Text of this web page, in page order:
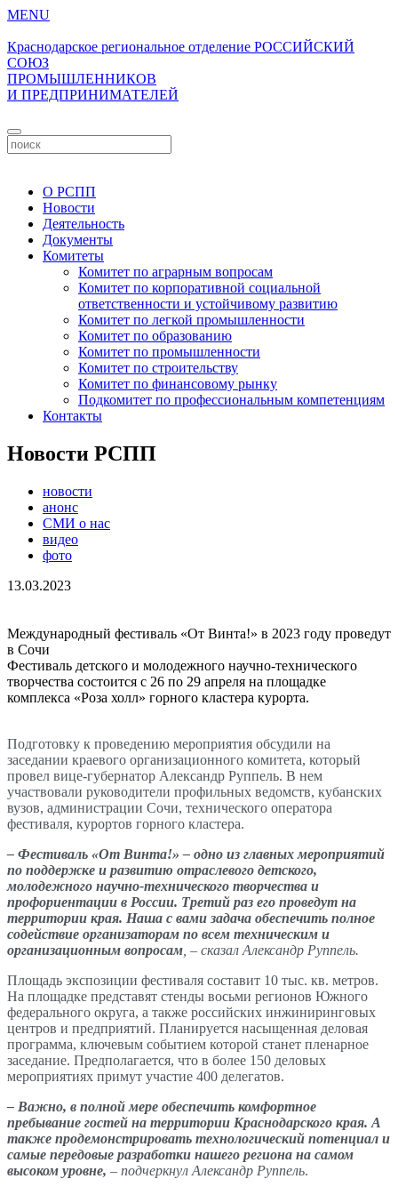
MENU
Краснодарское региональное отделение РОССИЙСКИЙ
СОЮЗ
ПРОМЫШЛЕННИКОВ
И ПРЕДПРИНИМАТЕЛЕЙ
О РСПП
Новости
Деятельность
Документы
Комитеты
Комитет по аграрным вопросам
Комитет по корпоративной социальной
ответственности и устойчивому развитию
Комитет по легкой промышленности
Комитет по образованию
Комитет по промышленности
Комитет по строительству
Комитет по финансовому рынку
Подкомитет по профессиональным компетенциям
Контакты
Новости РСПП
новости
анонс
СМИ о нас
видео
фото
13.03.2023
Международный фестиваль «От Винта!» в 2023 году проведут
в Сочи
Фестиваль детского и молодежного научно-технического
творчества состоится с 26 по 29 апреля на площадке
комплекса «Роза холл» горного кластера курорта.
Подготовку к проведению мероприятия обсудили на
заседании краевого организационного комитета, который
провел вице-губернатор Александр Руппель. В нем
участвовали руководители профильных ведомств, кубанских
вузов, администрации Сочи, технического оператора
фестиваля, курортов горного кластера.
– Фестиваль «От Винта!» – одно из главных мероприятий
по поддержке и развитию отраслевого детского,
молодежного научно-технического творчества и
профориентации в России. Третий раз его проведут на
территории края. Наша с вами задача обеспечить полное
содействие организаторам по всем техническим и
организационным вопросам , – сказал Александр Руппель.
Площадь экспозиции фестиваля составит 10 тыс. кв. метров.
На площадке представят стенды восьми регионов Южного
федерального округа, а также российских инжиниринговых
центров и предприятий. Планируется насыщенная деловая
программа, ключевым событием которой станет пленарное
заседание. Предполагается, что в более 150 деловых
мероприятиях примут участие 400 делегатов.
– Важно, в полной мере обеспечить комфортное
пребывание гостей на территории Краснодарского края. А
также продемонстрировать технологический потенциал и
самые передовые разработки нашего региона на самом
высоком уровне, – подчеркнул Александр Руппель.